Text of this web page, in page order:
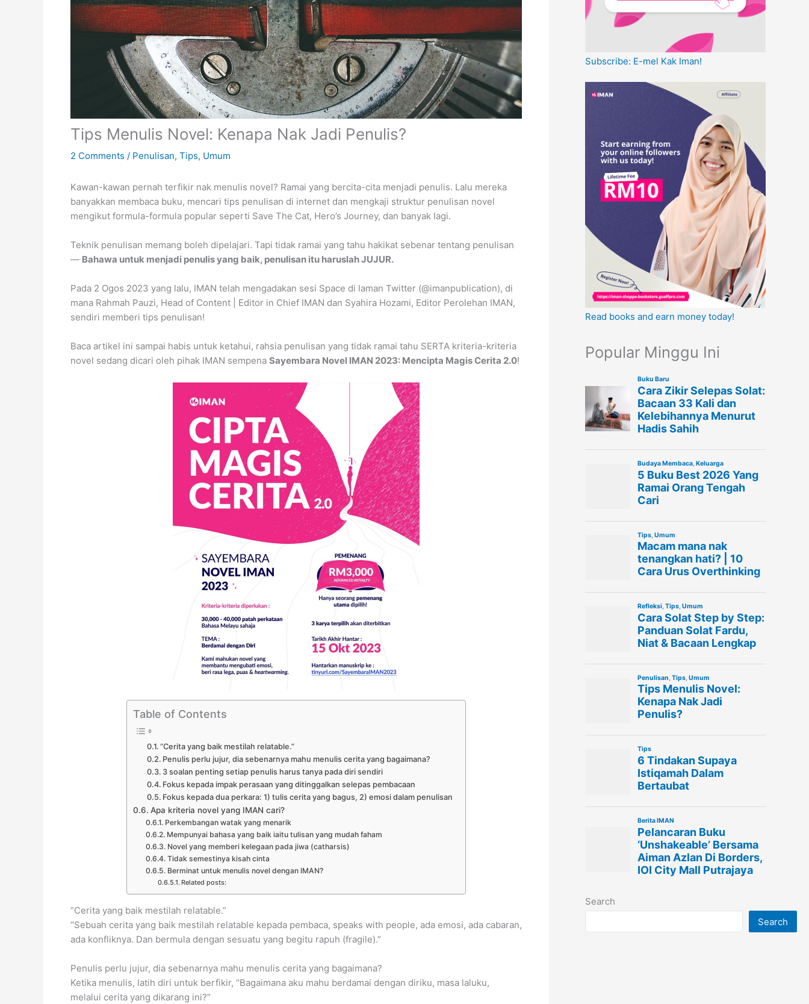
Tips Menulis Novel: Kenapa Nak Jadi Penulis?
2 Comments / Penulisan, Tips, Umum
Kawan-kawan pernah terfikir nak menulis novel? Ramai yang bercita-cita menjadi penulis. Lalu mereka
banyakkan membaca buku, mencari tips penulisan di internet dan mengkaji struktur penulisan novel
mengikut formula-formula popular seperti Save The Cat, Hero’s Journey, dan banyak lagi.
Teknik penulisan memang boleh dipelajari. Tapi tidak ramai yang tahu hakikat sebenar tentang penulisan
— Bahawa untuk menjadi penulis yang baik, penulisan itu haruslah JUJUR.
Pada 2 Ogos 2023 yang lalu, IMAN telah mengadakan sesi Space di laman Twitter (@imanpublication), di
mana Rahmah Pauzi, Head of Content | Editor in Chief IMAN dan Syahira Hozami, Editor Perolehan IMAN,
sendiri memberi tips penulisan!
Baca artikel ini sampai habis untuk ketahui, rahsia penulisan yang tidak ramai tahu SERTA kriteria-kriteria
novel sedang dicari oleh pihak IMAN sempena Sayembara Novel IMAN 2023: Mencipta Magis Cerita 2.0!
Table of Contents
“Cerita yang baik mestilah relatable.”
Penulis perlu jujur, dia sebenarnya mahu menulis cerita yang bagaimana?
3 soalan penting setiap penulis harus tanya pada diri sendiri
Fokus kepada impak perasaan yang ditinggalkan selepas pembacaan
Fokus kepada dua perkara: 1) tulis cerita yang bagus, 2) emosi dalam penulisan
Apa kriteria novel yang IMAN cari?
Perkembangan watak yang menarik
Mempunyai bahasa yang baik iaitu tulisan yang mudah faham
Novel yang memberi kelegaan pada jiwa (catharsis)
Tidak semestinya kisah cinta
Berminat untuk menulis novel dengan IMAN?
Related posts:
“Cerita yang baik mestilah relatable.”
“Sebuah cerita yang baik mestilah relatable kepada pembaca, speaks with people, ada emosi, ada cabaran,
ada konfliknya. Dan bermula dengan sesuatu yang begitu rapuh (fragile).”
Penulis perlu jujur, dia sebenarnya mahu menulis cerita yang bagaimana?
Ketika menulis, latih diri untuk berfikir, “Bagaimana aku mahu berdamai dengan diriku, masa laluku,
melalui cerita yang dikarang ini?”
Subscribe: E-mel Kak Iman!
Read books and earn money today!
Popular Minggu Ini
Search
Search